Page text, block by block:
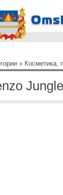
» Косметика,